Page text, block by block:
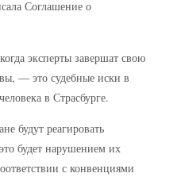
Соглашение о
эксперты завершат свою
— это судебные иски в
в Страсбурге.
будут реагировать
будет нарушением их
с конвенциями